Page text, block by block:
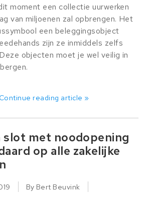
moment een collectie uurwerken
van miljoenen zal opbrengen. Het
een beleggingsobject
zijn ze inmiddels zelfs
objecten moet je wel veilig in
Continue reading article »
met noodopening
op alle zakelijke
By Bert Beuvink